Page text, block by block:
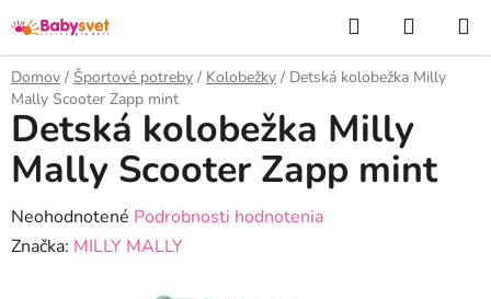
na
obsah
Hľadať
KOŠÍK
Domov / Športové potreby / Kolobežky / Detská kolobežka Milly
Mally Scooter Zapp mint
Detská kolobežka Milly
Mally Scooter Zapp mint
Priemerné
hodnotenie
Neohodnotené Podrobnosti hodnotenia
Značka: MILLY MALLY